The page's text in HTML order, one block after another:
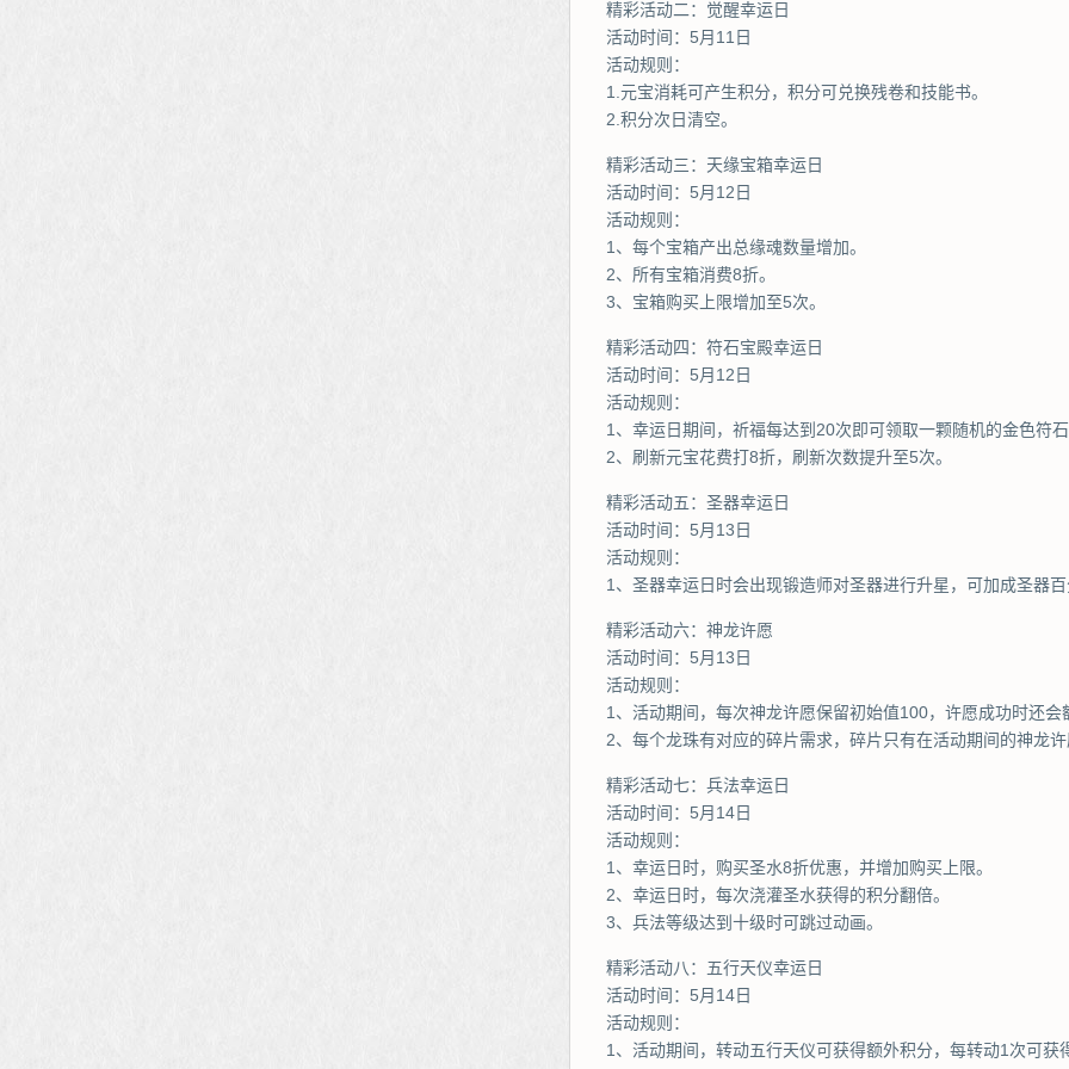
精彩活动二：觉醒幸运日
活动时间：5月11日
活动规则：
1.元宝消耗可产生积分，积分可兑换残卷和技能书。
2.积分次日清空。
精彩活动三：天缘宝箱幸运日
活动时间：5月12日
活动规则：
1、每个宝箱产出总缘魂数量增加。
2、所有宝箱消费8折。
3、宝箱购买上限增加至5次。
精彩活动四：符石宝殿幸运日
活动时间：5月12日
活动规则：
1、幸运日期间，祈福每达到20次即可领取一颗随机的金色符
2、刷新元宝花费打8折，刷新次数提升至5次。
精彩活动五：圣器幸运日
活动时间：5月13日
活动规则：
1、圣器幸运日时会出现锻造师对圣器进行升星，可加成圣器
精彩活动六：神龙许愿
活动时间：5月13日
活动规则：
1、活动期间，每次神龙许愿保留初始值100，许愿成功时还
2、每个龙珠有对应的碎片需求，碎片只有在活动期间的神龙
精彩活动七：兵法幸运日
活动时间：5月14日
活动规则：
1、幸运日时，购买圣水8折优惠，并增加购买上限。
2、幸运日时，每次浇灌圣水获得的积分翻倍。
3、兵法等级达到十级时可跳过动画。
精彩活动八：五行天仪幸运日
活动时间：5月14日
活动规则：
1、活动期间，转动五行天仪可获得额外积分，每转动1次可获